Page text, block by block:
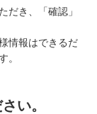
だき、「確認」
情報はできるだ
。
い。